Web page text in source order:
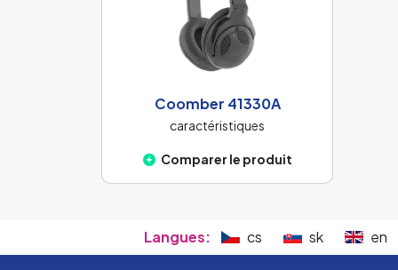
Coomber 41330A
caractéristiques
Comparer le produit
Langues: cs sk en